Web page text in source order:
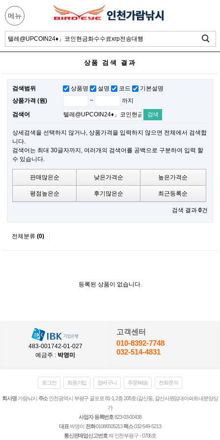
메뉴
상품 검색 결과
검색범위 상품명 설명 코드
기본설명
상품가격 (원)
~ 까지
검색어
상세검색을 선택하지 않거나, 상품가격을 입력하지 않으면 전체에서 검색합
니다.
검색어는 최대 30글자까지, 여러개의 검색어를 공백으로 구분하여 입력 할
수 있습니다.
판매많은순 낮은가격순 높은가격순
평점높은순 후기많은순 최근등록순
검색 결과 0건
전체분류(0)
등록된 상품이 없습니다.
483-001742-01-027
예금주 : 박영미
고객센터
010-8392-7748
032-514-4831
로그인 회원가입 장바구니 주문/배송 전화문의
회사명 가람낚시 주소인천광역시 부평구 굴포로 81-1, 2층 205호 (갈산동, 갈산사원임대아파트내분양상
가
사업자 등록번호823-03-00438
대표 박영미 전화01086505213팩스032-549-5213
통신판매업신고번호제 인천부평구 - 0706호